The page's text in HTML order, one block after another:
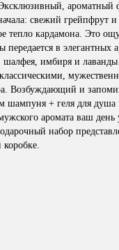
ароматный
свежий грейпфрут
тепло кардамона. Это
в элегантных
шалфея, имбиря и лаванды
Возбуждающий и
шампуня + геля для душа
аромата ваш день
набор
коробке.